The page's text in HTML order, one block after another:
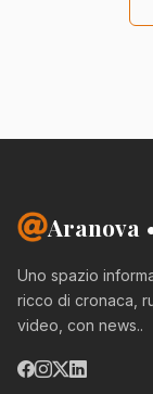
Aranova
Uno spazio
ricco di cronaca,
video, con news..